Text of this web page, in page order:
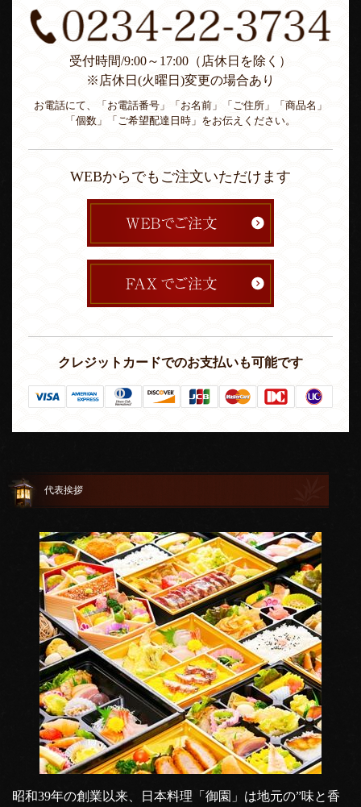
受付時間/9:00～17:00（店休日を除く）
※店休日(火曜日)変更の場合あり
お電話にて、「お電話番号」「お名前」「ご住所」「商品名」
「個数」「ご希望配達日時」をお伝えください。
WEBからでもご注文いただけます
クレジットカードでのお支払いも可能です
代表挨拶
昭和39年の創業以来、日本料理「御園」は地元の”味と香